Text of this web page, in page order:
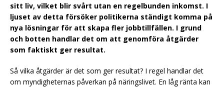
sitt liv, vilket blir svårt utan en regelbunden inkomst. I
ljuset av detta försöker politikerna ständigt komma på
nya lösningar för att skapa fler jobbtillfällen. I grund
och botten handlar det om att genomföra åtgärder
som faktiskt ger resultat.
Så vilka åtgärder är det som ger resultat? I regel handlar det
om myndigheternas påverkan på näringslivet. En låg ränta kan